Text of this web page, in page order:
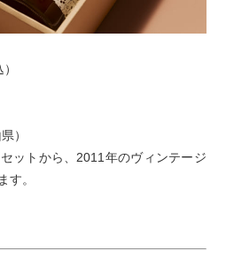
）
ットから、2011年のヴィンテージ
す。